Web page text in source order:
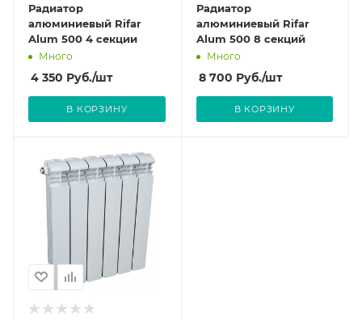
Радиатор
алюминиевый Rifar
Alum 500 4 секции
Много
4 350 Руб./шт
В КОРЗИНУ
Радиатор
алюминиевый Rifar
Alum 500 8 секций
Много
8 700 Руб./шт
В КОРЗИНУ